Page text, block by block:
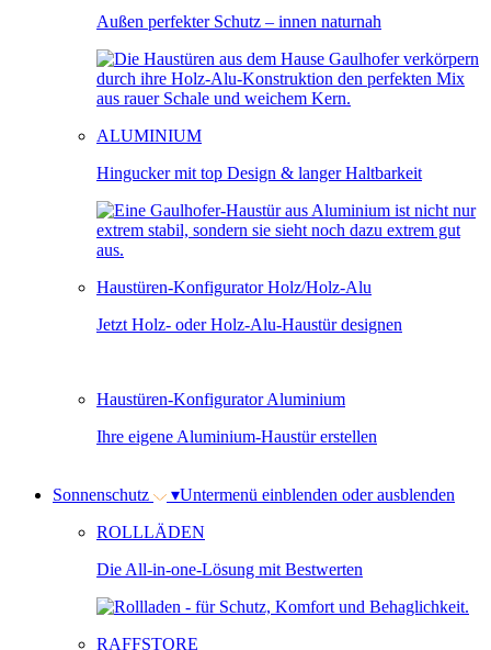
Außen perfekter Schutz – innen naturnah
ALUMINIUM
Hingucker mit top Design & langer Haltbarkeit
Haustüren-Konfigurator Holz/Holz-Alu
Jetzt Holz- oder Holz-Alu-Haustür designen
Haustüren-Konfigurator Aluminium
Ihre eigene Aluminium-Haustür erstellen
Sonnenschutz ▾Untermenü einblenden oder ausblenden
ROLLLÄDEN
Die All-in-one-Lösung mit Bestwerten
RAFFSTORE